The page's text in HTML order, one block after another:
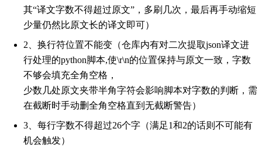
其“译文字数不得超过原文”，多刷几次，最后再手动缩短
少量仍然比原文长的译文即可）
2、换行符位置不能变（仓库内有对二次提取json译文进
行处理的python脚本,使\r\n的位置保持与原文一致，字数
不够会填充全角空格，
少数几处原文夹带半角字符会影响脚本对字数的判断，需
在截断时手动删全角空格直到无截断警告）
3、每行字数不得超过26个字（满足1和2的话则不可能有
机会触发）